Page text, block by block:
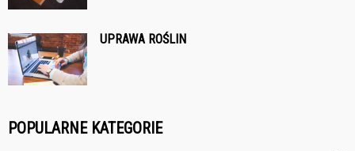
UPRAWA ROŚLIN
POPULARNE KATEGORIE